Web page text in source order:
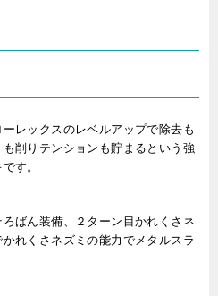
レックスのレベルアップで除去も
削りテンションも貯まるという強
す。
ばん装備、２ターン目かれくさネ
れくさネズミの能力でメタルスラ